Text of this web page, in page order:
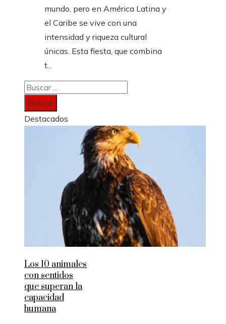
mundo, pero en América Latina y
el Caribe se vive con una
intensidad y riqueza cultural
únicas. Esta fiesta, que combina
t...
Buscar:
Destacados
Los 10 animales
con sentidos
que superan la
capacidad
humana